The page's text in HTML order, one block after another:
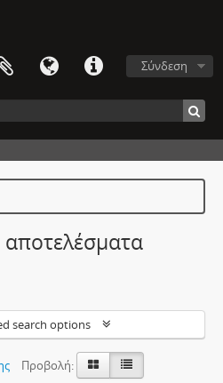
Σύνδεση
αποτελέσματα
search options
Προβολή: